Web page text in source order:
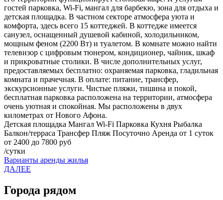
гостей парковка, Wi-Fi, мангал для барбекю, зона для отдыха и
детская площадка. В частном секторе атмосфера уюта и
комфорта, здесь всего 15 коттеджей. В коттедже имеется
санузел, оснащенный душевой кабиной, холодильником,
мощным феном (2200 Вт) и туалетом. В комнате можно найти
телевизор с цифровым тюнером, кондиционер, чайник, шкаф
и прикроватные столики. В числе дополнительных услуг,
предоставляемых бесплатно: охраняемая парковка, гладильная
комната и прачечная. В оплате: питание, трансфер,
экскурсионные услуги. Чистые пляжи, тишина и покой,
бесплатная парковка расположена на территории, атмосфера
очень уютная и спокойная. Мы расположены в двух
километрах от Нового Афона.
Детская площадка Мангал Wi-Fi Парковка Кухня Рыбалка
Балкон/терраса Трансфер Пляж Посуточно Аренда от 1 суток
от 2400 до 7800 руб
/сутки
Варианты аренды жилья
ДАЛЕЕ
Города рядом